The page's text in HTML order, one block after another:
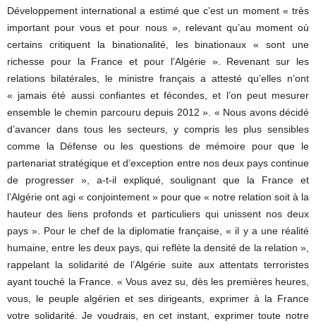
Développement international a estimé que c’est un moment « très
important pour vous et pour nous », relevant qu’au moment où
certains critiquent la binationalité, les binationaux « sont une
richesse pour la France et pour l’Algérie ». Revenant sur les
relations bilatérales, le ministre français a attesté qu’elles n’ont
« jamais été aussi confiantes et fécondes, et l’on peut mesurer
ensemble le chemin parcouru depuis 2012 ». « Nous avons décidé
d’avancer dans tous les secteurs, y compris les plus sensibles
comme la Défense ou les questions de mémoire pour que le
partenariat stratégique et d’exception entre nos deux pays continue
de progresser », a-t-il expliqué, soulignant que la France et
l’Algérie ont agi « conjointement » pour que « notre relation soit à la
hauteur des liens profonds et particuliers qui unissent nos deux
pays ». Pour le chef de la diplomatie française, « il y a une réalité
humaine, entre les deux pays, qui reflète la densité de la relation »,
rappelant la solidarité de l’Algérie suite aux attentats terroristes
ayant touché la France. « Vous avez su, dès les premières heures,
vous, le peuple algérien et ses dirigeants, exprimer à la France
votre solidarité. Je voudrais, en cet instant, exprimer toute notre